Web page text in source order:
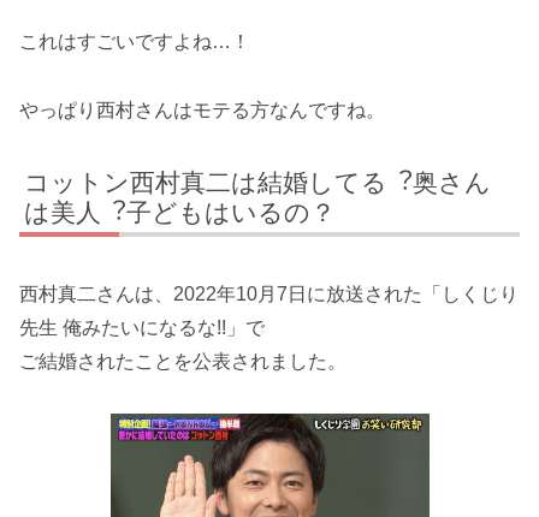
これはすごいですよね…！
やっぱり西村さんはモテる方なんですね。
コットン⻄村真⼆は結婚してる︖奥さん
は美⼈︖子どもはいるの？
西村真二さんは、2022年10月7日に放送された「しくじり
先生 俺みたいになるな!!」で
ご結婚されたことを公表されました。